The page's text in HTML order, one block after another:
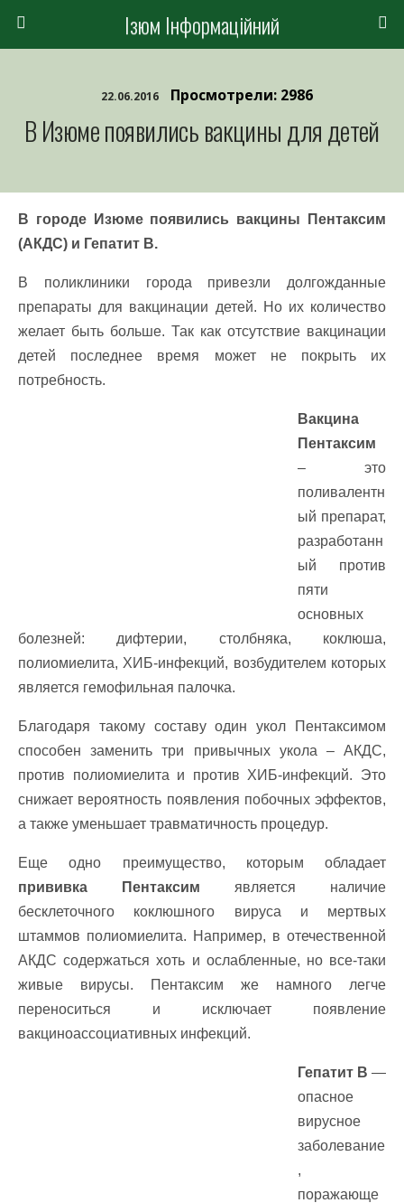
Ізюм Інформаційний
22.06.2016 Просмотрели: 2986
В Изюме появились вакцины для детей
В городе Изюме появились вакцины Пентаксим
(АКДС) и Гепатит B.
В поликлиники города привезли долгожданные
препараты для вакцинации детей. Но их количество
желает быть больше. Так как отсутствие вакцинации
детей последнее время может не покрыть их
потребность.
Вакцина
Пентаксим
– это
поливалентн
ый препарат,
разработанн
ый против
пяти
основных
болезней: дифтерии, столбняка, коклюша,
полиомиелита, ХИБ-инфекций, возбудителем которых
является гемофильная палочка.
Благодаря такому составу один укол Пентаксимом
способен заменить три привычных укола – АКДС,
против полиомиелита и против ХИБ-инфекций. Это
снижает вероятность появления побочных эффектов,
а также уменьшает травматичность процедур.
Еще одно преимущество, которым обладает
прививка Пентаксим является наличие
бесклеточного коклюшного вируса и мертвых
штаммов полиомиелита. Например, в отечественной
АКДС содержаться хоть и ослабленные, но все-таки
живые вирусы. Пентаксим же намного легче
переноситься и исключает появление
вакциноассоциативных инфекций.
Гепатит В —
опасное
вирусное
заболевание
,
поражающе